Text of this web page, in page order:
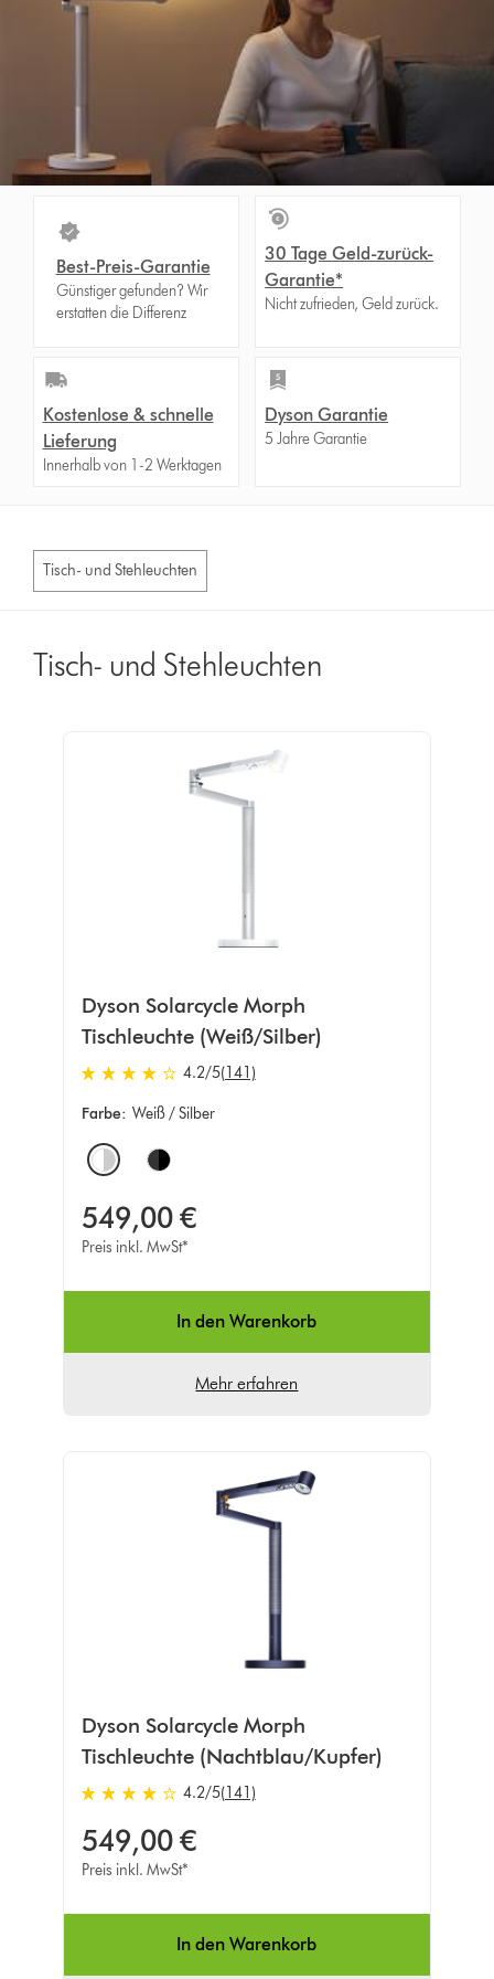
Best-Preis-Garantie
Günstiger gefunden? Wir
erstatten die Differenz
30 Tage Geld-zurück-
Garantie*
Nicht zufrieden, Geld zurück.
Kostenlose & schnelle
Lieferung
Innerhalb von 1-2 Werktagen
Dyson Garantie
5 Jahre Garantie
Tisch- und Stehleuchten
Tisch- und Stehleuchten
Dyson Solarcycle Morph
Tischleuchte (Weiß/Silber)
4.2 von 5 Sternen in 141 Bewertungen
4.2/5(141)
Farbe: Weiß / Silber
Options
549,00 €
Preis inkl. MwSt*
In den Warenkorb
Mehr erfahren
Dyson Solarcycle Morph
Tischleuchte (Nachtblau/Kupfer)
4.2 von 5 Sternen in 141 Bewertungen
4.2/5(141)
549,00 €
Preis inkl. MwSt*
In den Warenkorb